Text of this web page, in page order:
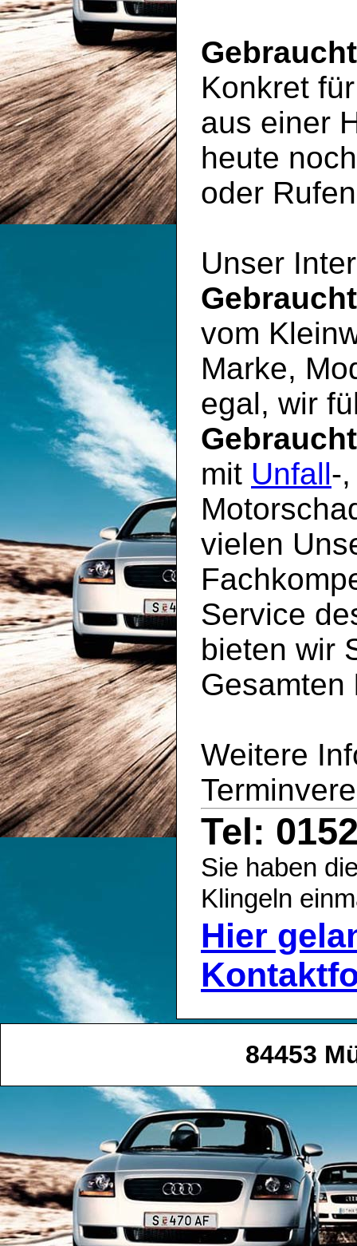
Konkret
aus einer
heute
oder
Unser
vom
Marke,
egal, wir
mit Unfall-
vielen
Service
bieten wir
Gesamten
Weitere
Tel:
Sie haben
Klingeln
Hier
84453